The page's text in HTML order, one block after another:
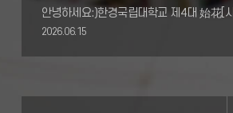
2026.06.15